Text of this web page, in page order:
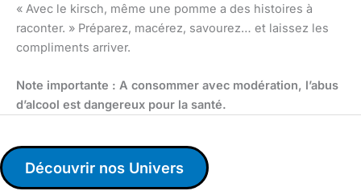
« Avec le kirsch, même une pomme a des histoires à
raconter. » Préparez, macérez, savourez… et laissez les
compliments arriver.
Note importante : A consommer avec modération, l’abus
d’alcool est dangereux pour la santé.
Découvrir nos Univers